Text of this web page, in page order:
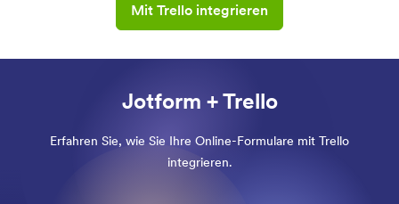
Mit Trello integrieren
Jotform + Trello
Erfahren Sie, wie Sie Ihre Online-Formulare mit Trello
integrieren.